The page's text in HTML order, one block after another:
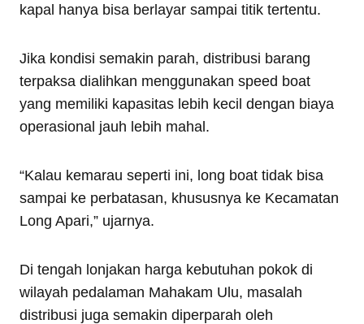
kapal hanya bisa berlayar sampai titik tertentu.
Jika kondisi semakin parah, distribusi barang
terpaksa dialihkan menggunakan speed boat
yang memiliki kapasitas lebih kecil dengan biaya
operasional jauh lebih mahal.
“Kalau kemarau seperti ini, long boat tidak bisa
sampai ke perbatasan, khususnya ke Kecamatan
Long Apari,” ujarnya.
Di tengah lonjakan harga kebutuhan pokok di
wilayah pedalaman Mahakam Ulu, masalah
distribusi juga semakin diperparah oleh